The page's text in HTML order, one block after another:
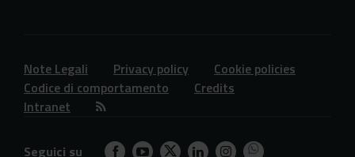
Note Legali Privacy policy
Cookie policies
Codice di comportamento
Credits
Intranet
Seguici su